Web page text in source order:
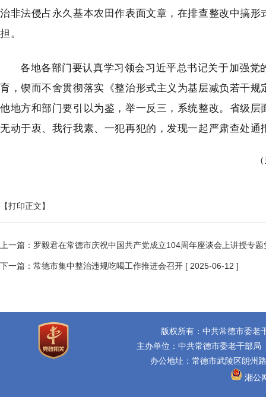
治非法侵占永久基本农田作表面文章， 在排查整改中搞形
担。
各地各部门要认真学习领会习近平总书记关于加强党
育，锲而不舍贯彻落实 《整治形式主义为基层减负若干规
他地方和部门要引以为鉴，举一反三， 系统整改。省级层
无动于衷、我行我素、一犯再犯的，发现一起严肃查处通
（
【打印正文】
上一篇： 罗毅君在常德市庆祝中国共产党成立104周年座谈会上讲授专题
下一篇： 常德市集中整治违规吃喝工作推进会召开 [ 2025-06-12 ]
版权所有：中共常德市委老
主办单位：中共常德市委老干部
办公地址：常德市武陵区朗
湘公